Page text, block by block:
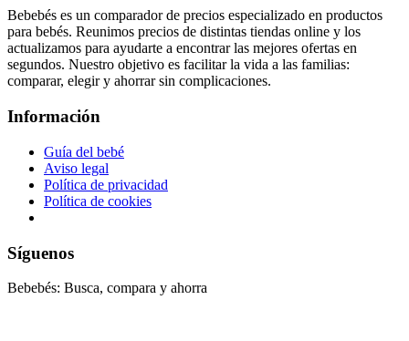
Bebebés es un comparador de precios especializado en productos
para bebés. Reunimos precios de distintas tiendas online y los
actualizamos para ayudarte a encontrar las mejores ofertas en
segundos. Nuestro objetivo es facilitar la vida a las familias:
comparar, elegir y ahorrar sin complicaciones.
Información
Guía del bebé
Aviso legal
Política de privacidad
Política de cookies
Síguenos
Bebebés: Busca, compara y ahorra